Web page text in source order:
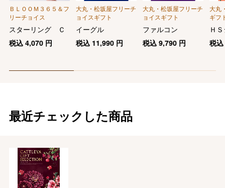
ＢＬＯＯＭ３６５＆フ
リーチョイス
スターリング Ｃ
税込 4,070円
大丸・松坂屋フリーチ
ョイスギフト
イーグル
税込 11,990 円
大丸・松坂屋フリーチ
ョイスギフト
ファルコン
税込9,790 円
大丸
ギフ
慶事
Ｈ
税
最近チェックした商品